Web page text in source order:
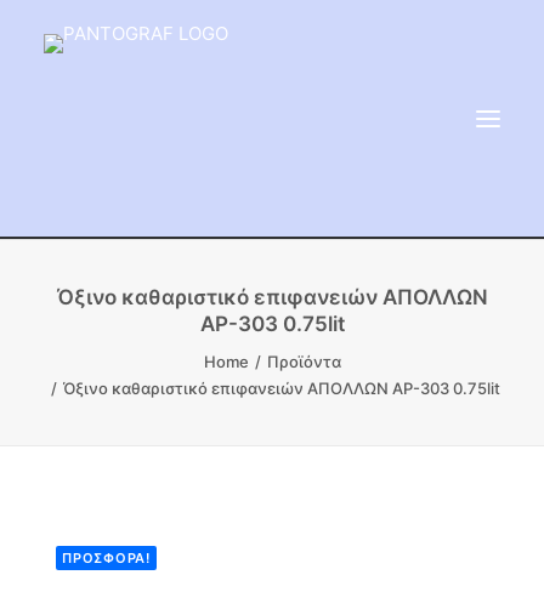
ΕΙΔΗ ΜΝΗΜΕΙΟΥ
ΑΔΑΜΑΝΤΟΦΟΡΟΙ ΔΙΣΚΟΙ
ΠΡΟΪΟΝΤΑ ΜΑΡΜΆΡΟΥ
Όξινο καθαριστικό επιφανειών ΑΠΟΛΛΩΝ
AP-303 0.75lit
Home
Προϊόντα
Όξινο καθαριστικό επιφανειών ΑΠΟΛΛΩΝ AP-303 0.75lit
ΠΡΟΣΦΟΡΆ!